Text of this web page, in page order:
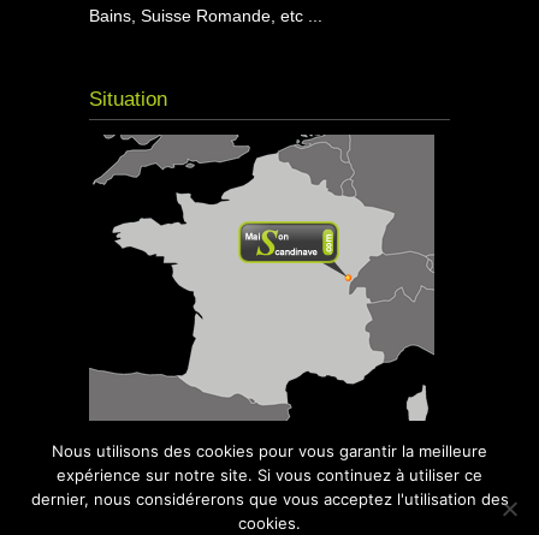
Bains, Suisse Romande, etc ...
Situation
Maison Scandinave
Nous utilisons des cookies pour vous garantir la meilleure
expérience sur notre site. Si vous continuez à utiliser ce
dernier, nous considérerons que vous acceptez l'utilisation des
cookies.